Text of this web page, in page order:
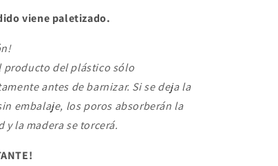
viene paletizado.
producto del plástico sólo
antes de barnizar. Si se deja la
embalaje, los poros absorberán la
y la madera se torcerá.